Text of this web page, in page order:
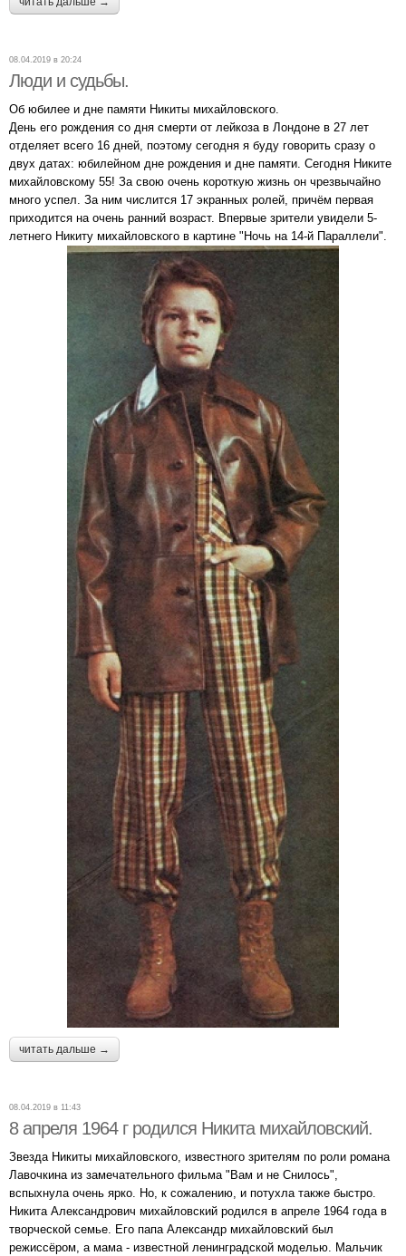
08.04.2019 в 20:24
Люди и судьбы.
Об юбилее и дне памяти Никиты михайловского.
День его рождения со дня смерти от лейкоза в Лондоне в 27 лет
отделяет всего 16 дней, поэтому сегодня я буду говорить сразу о
двух датах: юбилейном дне рождения и дне памяти. Сегодня Никите
михайловскому 55! За свою очень короткую жизнь он чрезвычайно
много успел. За ним числится 17 экранных ролей, причём первая
приходится на очень ранний возраст. Впервые зрители увидели 5-
летнего Никиту михайловского в картине "Ночь на 14-й Параллели".
читать дальше →
08.04.2019 в 11:43
8 апреля 1964 г родился Никита михайловский.
Звезда Никиты михайловского, известного зрителям по роли романа
Лавочкина из замечательного фильма "Вам и не Снилось",
вспыхнула очень ярко. Но, к сожалению, и потухла также быстро.
Никита Александрович михайловский родился в апреле 1964 года в
творческой семье. Его папа Александр михайловский был
режиссёром, а мама - известной ленинградской моделью. Мальчик